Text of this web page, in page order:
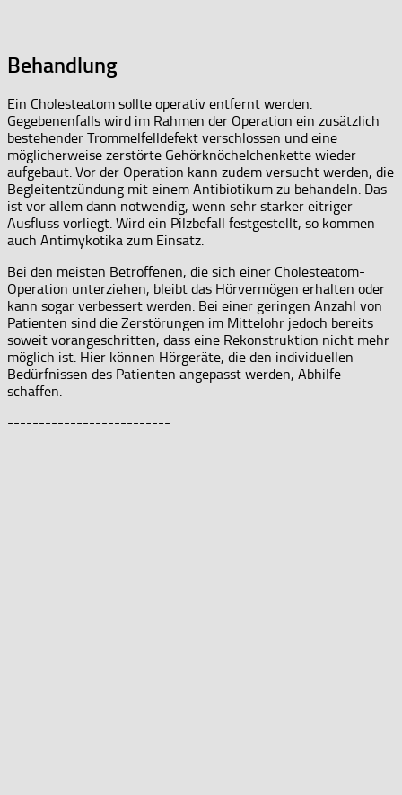
Behandlung
Ein Cholesteatom sollte operativ entfernt werden.
Gegebenenfalls wird im Rahmen der Operation ein zusätzlich
bestehender Trommelfelldefekt verschlossen und eine
möglicherweise zerstörte Gehörknöchelchenkette wieder
aufgebaut. Vor der Operation kann zudem versucht werden, die
Begleitentzündung mit einem Antibiotikum zu behandeln. Das
ist vor allem dann notwendig, wenn sehr starker eitriger
Ausfluss vorliegt. Wird ein Pilzbefall festgestellt, so kommen
auch Antimykotika zum Einsatz.
Bei den meisten Betroffenen, die sich einer Cholesteatom-
Operation unterziehen, bleibt das Hörvermögen erhalten oder
kann sogar verbessert werden. Bei einer geringen Anzahl von
Patienten sind die Zerstörungen im Mittelohr jedoch bereits
soweit vorangeschritten, dass eine Rekonstruktion nicht mehr
möglich ist. Hier können Hörgeräte, die den individuellen
Bedürfnissen des Patienten angepasst werden, Abhilfe
schaffen.
--------------------------